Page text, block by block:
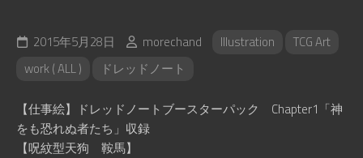
2015年5月28日 morechand Illustration
TCG Art
work ( ALL )
ドレッドノート
【仕事絵】ドレッドノートブースターパック Chapter1「神
をも恐れぬ者たち」収録
【呪紋型天狗 鞍馬】